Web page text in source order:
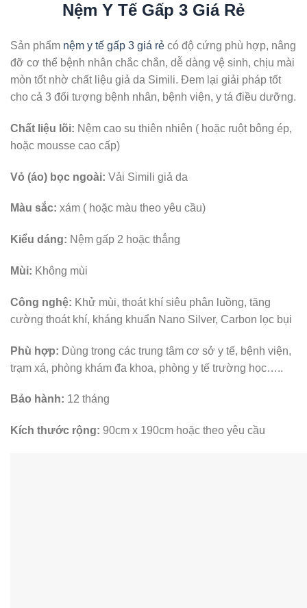
Nệm Y Tế Gấp 3 Giá Rẻ
Sản phẩm nệm y tế gấp 3 giá rẻ có độ cứng phù hợp, nâng
đỡ cơ thể bệnh nhân chắc chắn, dễ dàng vệ sinh, chịu mài
mòn tốt nhờ chất liệu giả da Simili. Đem lại giải pháp tốt
cho cả 3 đối tượng bệnh nhân, bệnh viện, y tá điều dưỡng.
Chất liệu lõi: Nệm cao su thiên nhiên ( hoặc ruột bông ép,
hoặc mousse cao cấp)
Vỏ (áo) bọc ngoài: Vải Simili giả da
Màu sắc: xám ( hoặc màu theo yêu cầu)
Kiểu dáng: Nệm gấp 2 hoặc thẳng
Mùi: Không mùi
Công nghệ: Khử mùi, thoát khí siêu phân luồng, tăng
cường thoát khí, kháng khuẩn Nano Silver, Carbon lọc bụi
Phù hợp: Dùng trong các trung tâm cơ sở y tế, bệnh viện,
trạm xá, phòng khám đa khoa, phòng y tế trường học…..
Bảo hành: 12 tháng
Kích thước rộng: 90cm x 190cm hoặc theo yêu cầu